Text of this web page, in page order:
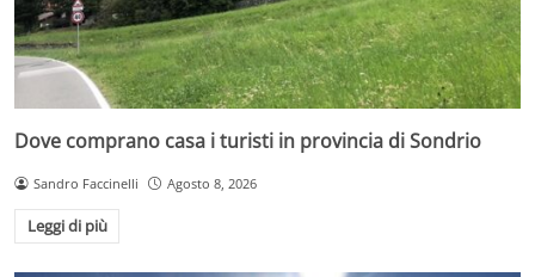
Dove comprano casa i turisti in provincia di Sondrio
Sandro Faccinelli Agosto 8, 2026
Leggi di più